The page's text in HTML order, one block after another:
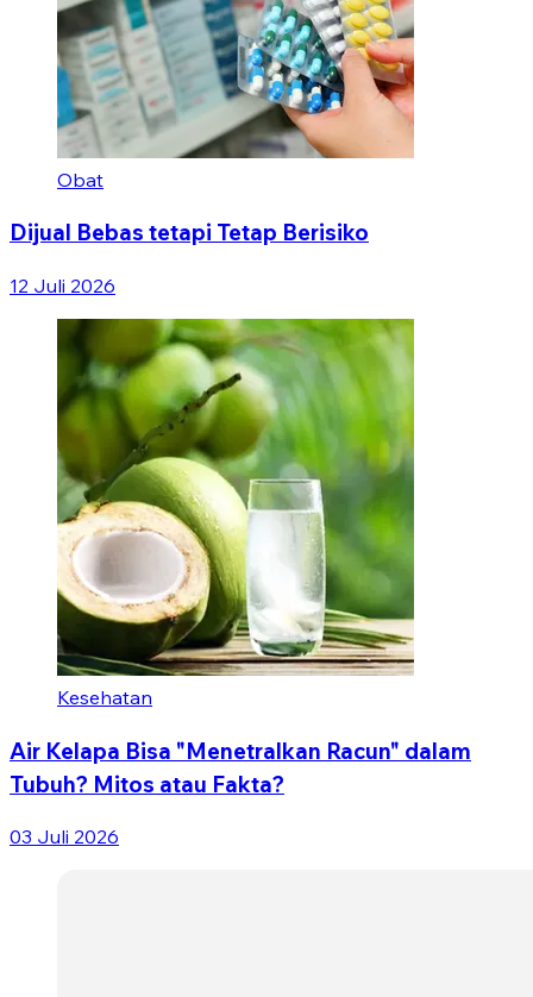
Obat
Dijual Bebas tetapi Tetap Berisiko
12 Juli 2026
Kesehatan
Air Kelapa Bisa "Menetralkan Racun" dalam
Tubuh? Mitos atau Fakta?
03 Juli 2026